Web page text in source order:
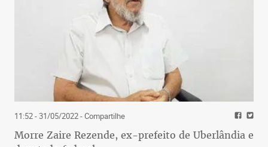
11:52 - 31/05/2022- Compartilhe
Morre Zaire Rezende, ex-prefeito de Uberlândia e